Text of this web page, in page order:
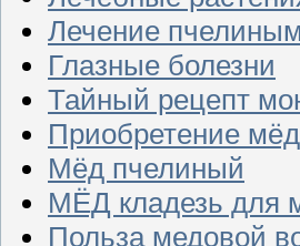
Лечение
Глазные болезни
Тайный рецепт
Приобретение
Мёд пчелиный
МЁД кладезь для
Польза медовой